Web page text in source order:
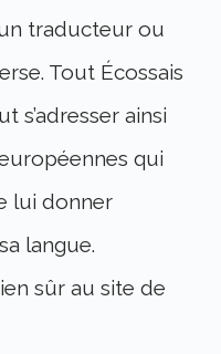
traducteur ou
Tout Écossais
s’adresser ainsi
qui
lui donner
langue.
sûr au site de